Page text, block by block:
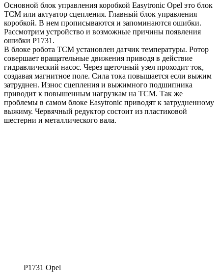
Основной блок управления коробкой Easytronic Opel это блок
TCM или актуатор сцепления. Главный блок управления
коробкой. В нем прописываются и запоминаются ошибки.
Рассмотрим устройство и возможные причины появления
ошибки Р1731.
В блоке робота TCM установлен датчик температуры. Ротор
совершает вращательные движения приводя в действие
гидравлический насос. Через щеточный узел проходит ток,
создавая магнитное поле. Сила тока повышается если выжим
затруднен. Износ сцепления и выжимного подшипника
приводит к повышенным нагрузкам на ТСМ. Так же
проблемы в самом блоке Easytronic приводят к затрудненному
выжиму. Червячный редуктор состоит из пластиковой
шестерни и металлического вала.
Р1731 Opel